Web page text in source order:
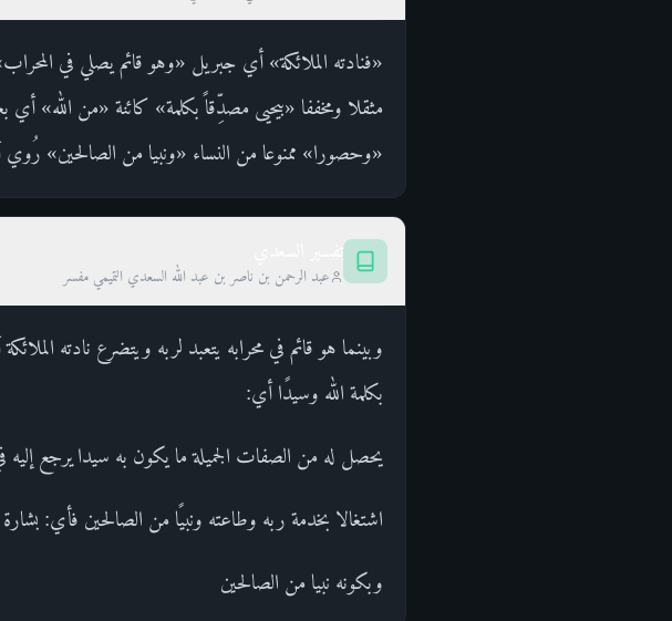
«فنادته الملائكة» أي جبريل «وهو قائم يصلي في
مثقلا ومخففا «بيحيى مصدِّقاً بكلمة» كائنة «من الله»
«وحصورا» ممنوعا من النساء «ونبيا من الصالحين» رُوي
عبد الرحمن بن ناصر بن عبد الله السعدي التميمي مفسر
وبينما هو قائم في محرابه يتعبد لربه ويتضرع نادته
بكلمة الله وسيدًا أي:
يحصل له من الصفات الجميلة ما يكون به سيدا يرجع إليه
اشتغالا بخدمة ربه وطاعته ونبيًا من الصالحين فأي:
وبكونه نبيا من الصالحين